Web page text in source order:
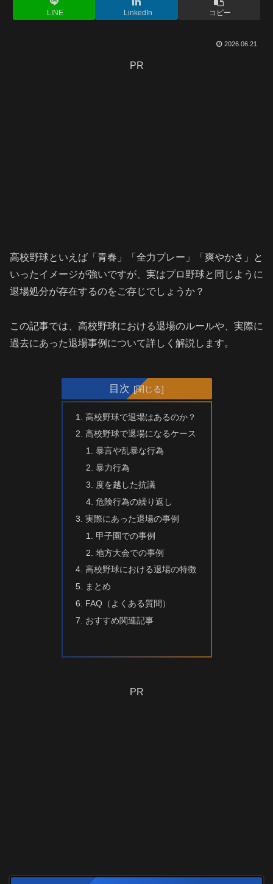
LINE LinkedIn コピー
2026.06.21
PR
高校野球といえば「青春」「全力プレー」「爽やかさ」と
いったイメージが強いですが、実はプロ野球と同じように
退場処分が存在するのをご存じでしょうか？
この記事では、高校野球における退場のルールや、実際に
過去にあった退場事例について詳しく解説します。
目次
高校野球で退場はあるのか？
高校野球で退場になるケース
暴言や乱暴な行為
暴力行為
度を越した抗議
危険行為の繰り返し
実際にあった退場の事例
甲子園での事例
地方大会での事例
高校野球における退場の特徴
まとめ
FAQ（よくある質問）
おすすめ関連記事
PR